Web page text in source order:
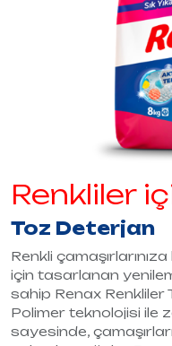
Renkliler
Toz Deterjan
Renkli
için tasarlanan
sahip Renax Renkliler
Polimer teknolojisi ile
sayesinde,